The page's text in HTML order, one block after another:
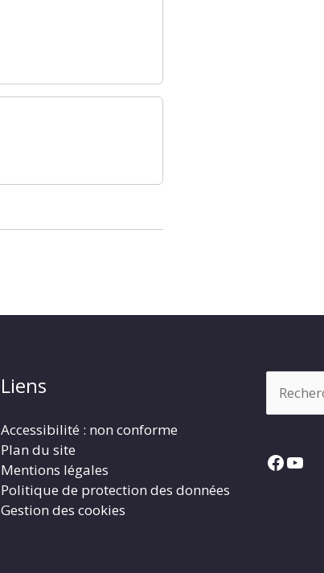
Liens
Accessibilité : non conforme
Plan du site
Mentions légales
Politique de protection des données
Gestion des cookies